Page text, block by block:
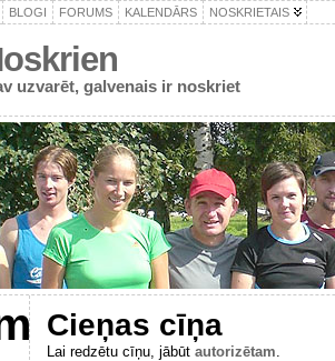
BLOGI FORUMS KALENDĀRS NOSKRIETAIS
uzvarēt, galvenais ir noskriet
Cieņas cīņa
Lai redzētu cīņu, jābūt autorizētam.